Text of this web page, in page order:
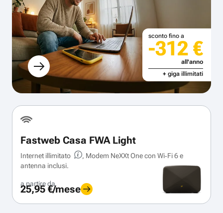
sconto fino a
-312 €
all'anno
+ giga illimitati
Fastweb Casa FWA Light
Internet illimitato
, Modem NeXXt One con Wi‑Fi 6 e
antenna inclusi.
a partire da
25,95 €/mese